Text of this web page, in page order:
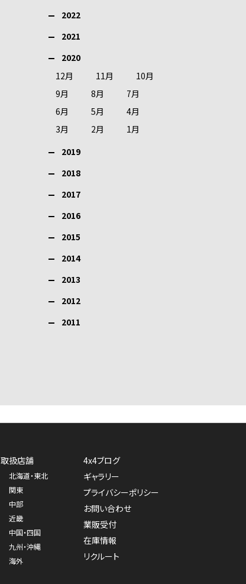
2022
2021
2020
12月
11月
10月
9月
8月
7月
6月
5月
4月
3月
2月
1月
2019
2018
2017
2016
2015
2014
2013
2012
2011
取扱店舗
北海道・東北
関東
中部
近畿
中国・四国
九州・沖縄
海外
4x4ブログ
ギャラリー
プライバシーポリシー
お問い合わせ
業販受付
在庫情報
リクルート